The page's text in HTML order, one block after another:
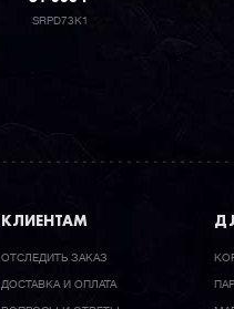
SRPD73K1
КЛИЕНТАМ
ОТСЛЕДИТЬ ЗАКАЗ
ДОСТАВКА И ОПЛАТА